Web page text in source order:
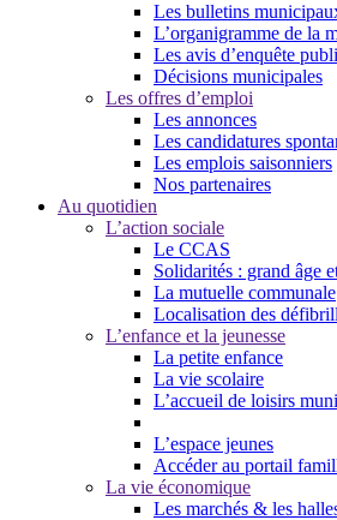
Les bulletins
L’organigramme de la
Les avis d’enquête
Décisions municipales
Les offres d’emploi
Les annonces
Les candidatures
Les emplois saisonniers
Nos partenaires
Au quotidien
L’action sociale
Le CCAS
Solidarités : grand âge
La mutuelle communale
Localisation des
L’enfance et la jeunesse
La petite enfance
La vie scolaire
L’accueil de loisirs
L’espace jeunes
Accéder au portail
La vie économique
Les marchés & les